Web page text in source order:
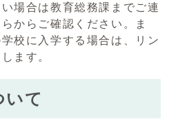
場合は教育総務課までご連
からご確認ください。ま
校に入学する場合は、リン
ます。
いて